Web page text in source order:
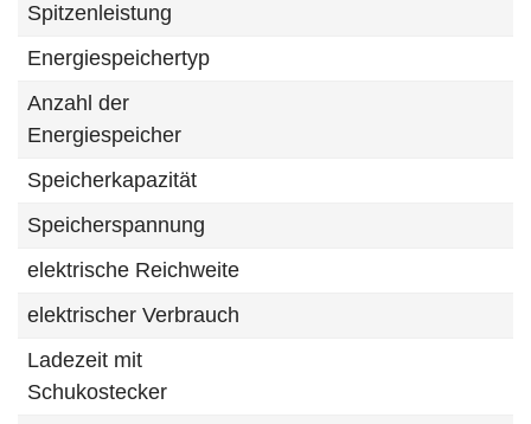
Spitzenleistung
Energiespeichertyp
Anzahl der
Energiespeicher
Speicherkapazität
Speicherspannung
elektrische Reichweite
elektrischer Verbrauch
Ladezeit mit
Schukostecker